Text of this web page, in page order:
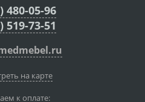
480-05-96
519-73-51
на карте
к оплате: